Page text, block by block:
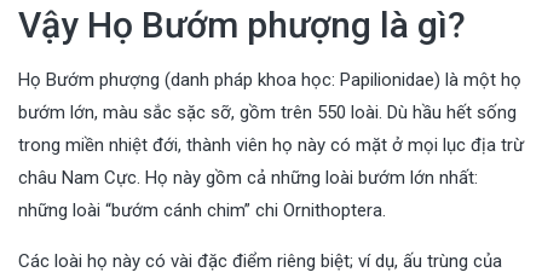
Vậy Họ Bướm phượng là gì?
Họ Bướm phượng (danh pháp khoa học: Papilionidae) là một họ
bướm lớn, màu sắc sặc sỡ, gồm trên 550 loài. Dù hầu hết sống
trong miền nhiệt đới, thành viên họ này có mặt ở mọi lục địa trừ
châu Nam Cực. Họ này gồm cả những loài bướm lớn nhất:
những loài “bướm cánh chim” chi Ornithoptera.
Các loài họ này có vài đặc điểm riêng biệt; ví dụ, ấu trùng của